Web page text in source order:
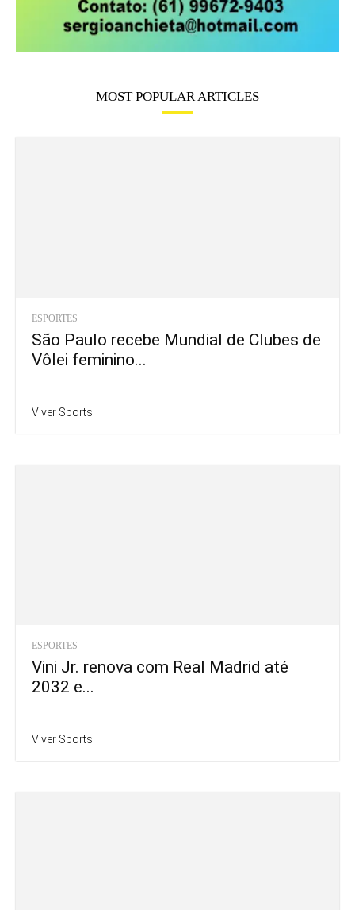
MOST POPULAR ARTICLES
ESPORTES
São Paulo recebe Mundial de Clubes de
Vôlei feminino...
Viver Sports
ESPORTES
Vini Jr. renova com Real Madrid até
2032 e...
Viver Sports